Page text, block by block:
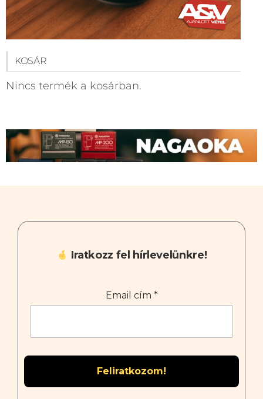
KOSÁR
Nincs termék a kosárban.
Iratkozz fel hírlevelünkre!
Email cím *